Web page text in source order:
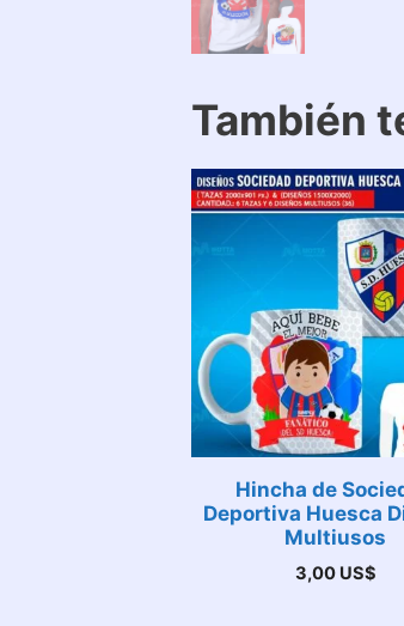
También
Hincha de
Deportiva Huesca
Multiusos
3,00 US$